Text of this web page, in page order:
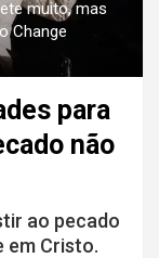
muito, mas
Change
para
não
ao pecado
em Cristo.